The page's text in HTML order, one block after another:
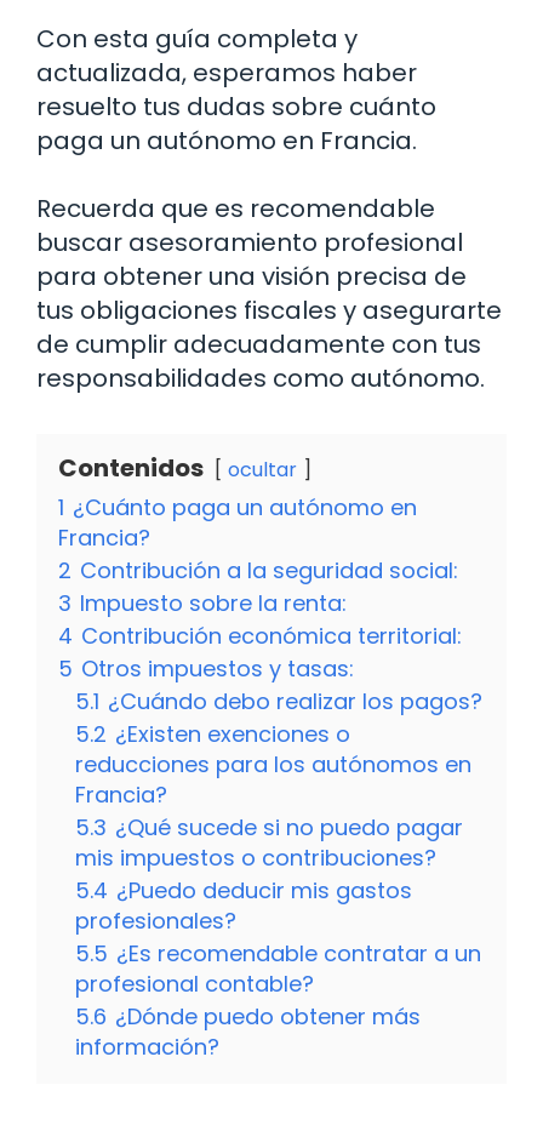
Con esta guía completa y
actualizada, esperamos haber
resuelto tus dudas sobre cuánto
paga un autónomo en Francia.
Recuerda que es recomendable
buscar asesoramiento profesional
para obtener una visión precisa de
tus obligaciones fiscales y asegurarte
de cumplir adecuadamente con tus
responsabilidades como autónomo.
Contenidos ocultar
1 ¿Cuánto paga un autónomo en
Francia?
2 Contribución a la seguridad social:
3 Impuesto sobre la renta:
4 Contribución económica territorial:
5 Otros impuestos y tasas:
5.1 ¿Cuándo debo realizar los pagos?
5.2 ¿Existen exenciones o
reducciones para los autónomos en
Francia?
5.3 ¿Qué sucede si no puedo pagar
mis impuestos o contribuciones?
5.4 ¿Puedo deducir mis gastos
profesionales?
5.5 ¿Es recomendable contratar a un
profesional contable?
5.6 ¿Dónde puedo obtener más
información?